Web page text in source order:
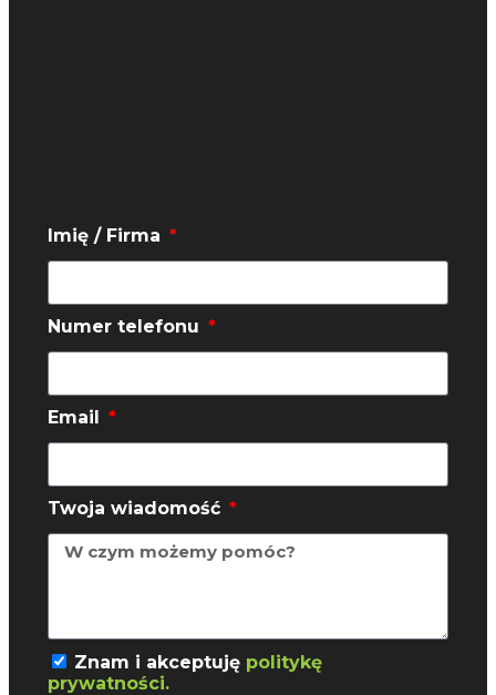
Imię / Firma
Numer telefonu
Email
Twoja wiadomość
Znam i akceptuję politykę
prywatności.